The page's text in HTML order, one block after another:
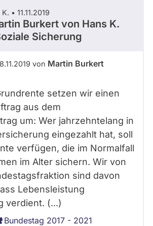
• 11.11.2019
Burkert von Hans K.
Sicherung
von Martin Burkert
setzen wir einen
aus dem
um: Wer jahrzehntelang in
eingezahlt hat, soll
verfügen, die im Normalfall
im Alter sichern. Wir von
sind davon
Lebensleistung
verdient. (...)
Bundestag 2017 - 2021